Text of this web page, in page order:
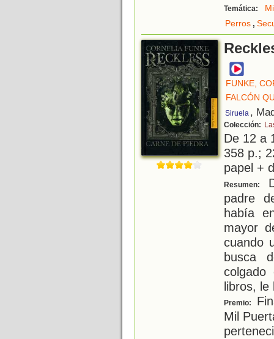
Temática:
Perros,
FUNKE,
FALCÓN
Siruela ,
Colección:
De 12 a
358 p.;
papel +
Resumen:
padre
había
mayor
cuando
busca
colgado
libros, le
Premio:
Mil